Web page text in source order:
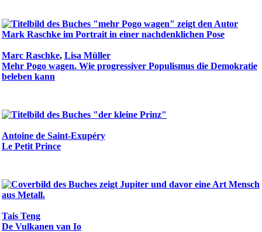
Marc Raschke, Lisa Müller
Mehr Pogo wagen. Wie progressiver Populismus die Demokratie
beleben kann
Antoine de Saint-Exupéry
Le Petit Prince
Tais Teng
De Vulkanen van Io